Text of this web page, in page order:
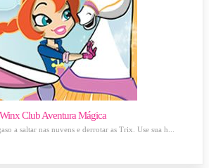
Winx Club Aventura Mágica
a saltar nas nuvens e derrotar as Trix. Use sua h...